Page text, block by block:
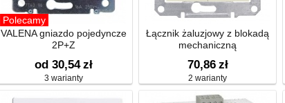
Polecamy
VALENA gniazdo pojedyncze
2P+Z
od 30,54 zł
3 warianty
Łącznik żaluzjowy z blokadą
mechaniczną
70,86 zł
2 warianty